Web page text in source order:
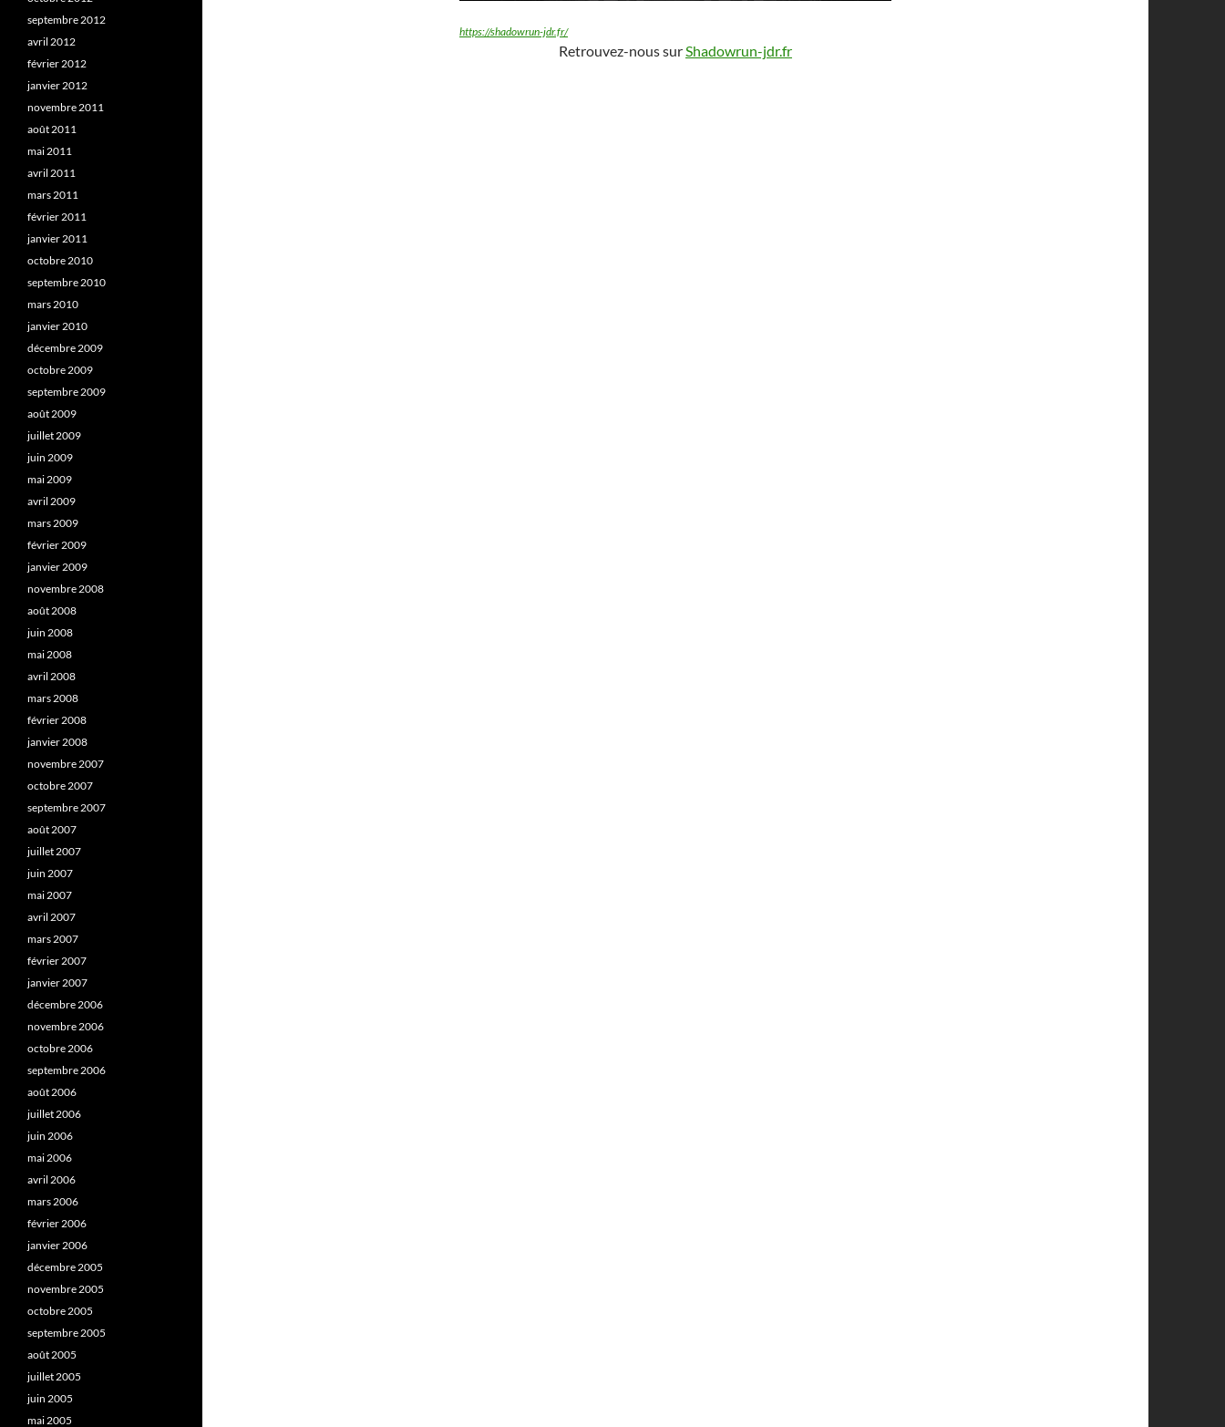
https://shadowrun-jdr.fr/
Retrouvez-nous surShadowrun-jdr.fr
septembre 2012
avril 2012
février 2012
janvier 2012
novembre 2011
août 2011
mai 2011
avril 2011
mars 2011
février 2011
janvier 2011
octobre 2010
septembre 2010
mars 2010
janvier 2010
décembre 2009
octobre 2009
septembre 2009
août 2009
juillet 2009
juin 2009
mai 2009
avril 2009
mars 2009
février 2009
janvier 2009
novembre 2008
août 2008
juin 2008
mai 2008
avril 2008
mars 2008
février 2008
janvier 2008
novembre 2007
octobre 2007
septembre 2007
août 2007
juillet 2007
juin 2007
mai 2007
avril 2007
mars 2007
février 2007
janvier 2007
décembre 2006
novembre 2006
octobre 2006
septembre 2006
août 2006
juillet 2006
juin 2006
mai 2006
avril 2006
mars 2006
février 2006
janvier 2006
décembre 2005
novembre 2005
octobre 2005
septembre 2005
août 2005
juillet 2005
juin 2005
mai 2005